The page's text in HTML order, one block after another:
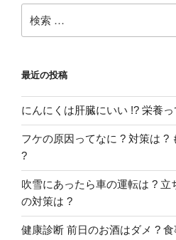
索:
最近の投稿
にんにくは肝臓にいい !? 栄養
フケの原因ってなに ? 対策は ?
?
吹雪にあったら車の運転は ?
の対策は ?
健康診断 前日のお酒はダメ ?